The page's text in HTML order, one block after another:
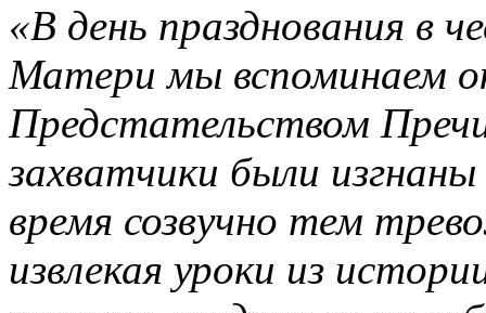
«В день празднования в
Матери мы вспоминаем
Предстательством
захватчики были
время созвучно тем
извлекая уроки из